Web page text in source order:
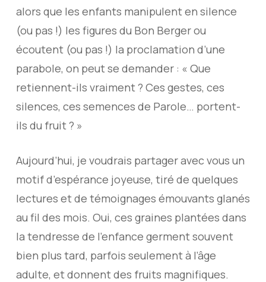
alors que les enfants manipulent en silence
(ou pas !) les figures du Bon Berger ou
écoutent (ou pas !) la proclamation d’une
parabole, on peut se demander : « Que
retiennent-ils vraiment ? Ces gestes, ces
silences, ces semences de Parole… portent-
ils du fruit ? »
Aujourd’hui, je voudrais partager avec vous un
motif d’espérance joyeuse, tiré de quelques
lectures et de témoignages émouvants glanés
au fil des mois. Oui, ces graines plantées dans
la tendresse de l’enfance germent souvent
bien plus tard, parfois seulement à l’âge
adulte, et donnent des fruits magnifiques.